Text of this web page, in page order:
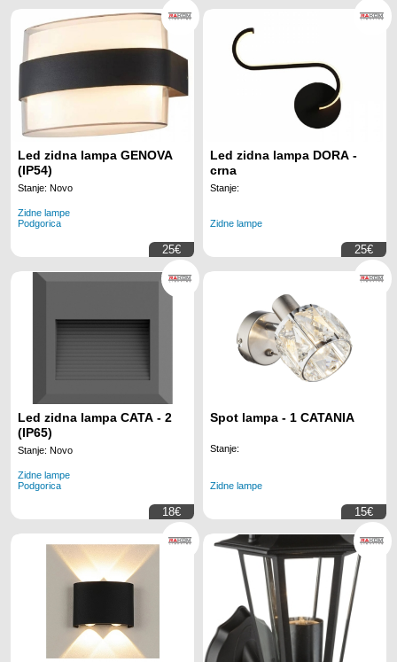
Led zidna lampa GENOVA
(IP54)
Stanje: Novo
Zidne lampe
Podgorica
25€
Led zidna lampa DORA -
crna
Stanje:
Zidne lampe
25€
Led zidna lampa CATA - 2
(IP65)
Stanje: Novo
Zidne lampe
Podgorica
18€
Spot lampa - 1 CATANIA
Stanje:
Zidne lampe
15€